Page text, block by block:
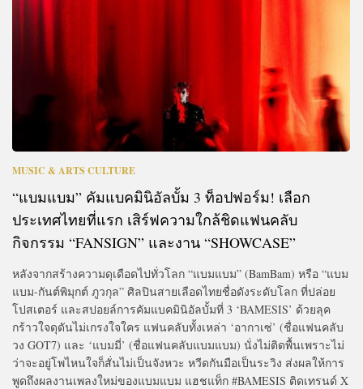
MUSIC & ARTS CULTURE
“แบมแบม” คัมแบคมินิอัลบั้ม 3 ท็อปฟอร์ม! เลือก
ประเทศไทยที่แรก เสิร์ฟความใกล้ชิดแฟนคลับ
กิจกรรม “FANSIGN” และงาน “SHOWCASE”
หลังจากสร้างความดุเดือดไปทั่วโลก “แบมแบม” (BamBam) หรือ “แบม
แบม-กันต์พิมุกต์ ภูวกุล” ศิลปินสายเลือดไทยชื่อดังระดับโลก ที่ปล่อย
โปสเตอร์ และสปอยล์การคัมแบคมินิอัลบั้มที่ 3 ‘BAMESIS’ ด้วยลุค
กร้าวใจดุดันไม่เกรงใจใคร แฟนคลับทั้งเหล่า ‘อากาเซ่’ (ชื่อแฟนคลับ
วง GOT7) และ ‘แบมมี่’ (ชื่อแฟนคลับแบมแบม) นั่งไม่ติดพื้นเพราะไม่
ว่าจะอยู่โพไหนใจก็สั่นไม่เป็นจังหวะ หวีดกันมือเป็นระวิง ส่งผลให้การ
พูดถึงผลงานเพลงใหม่ของแบมแบม แฮชแท็ก #BAMESIS ติดเทรนด์ X